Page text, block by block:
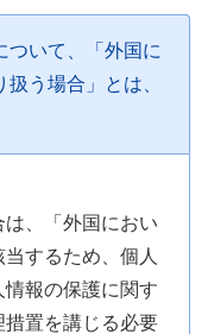
ついて、「外国に
う場合」とは、
、「外国におい
するため、個人
報の保護に関す
措置を講じる必要